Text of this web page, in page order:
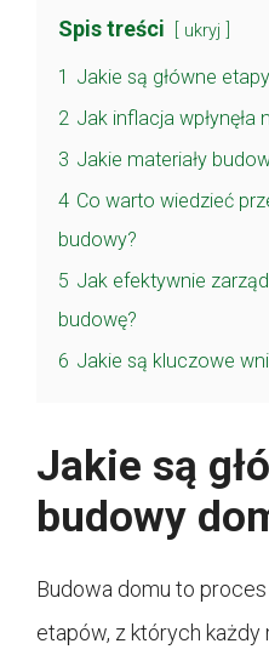
Spis treści ukryj
1 Jakie są główne
2 Jak inflacja wpłynęła
3 Jakie materiały
4 Co warto wiedzieć
budowy?
5 Jak efektywnie
budowę?
6 Jakie są kluczowe
Jakie są
budowy
Budowa domu to
etapów, z których